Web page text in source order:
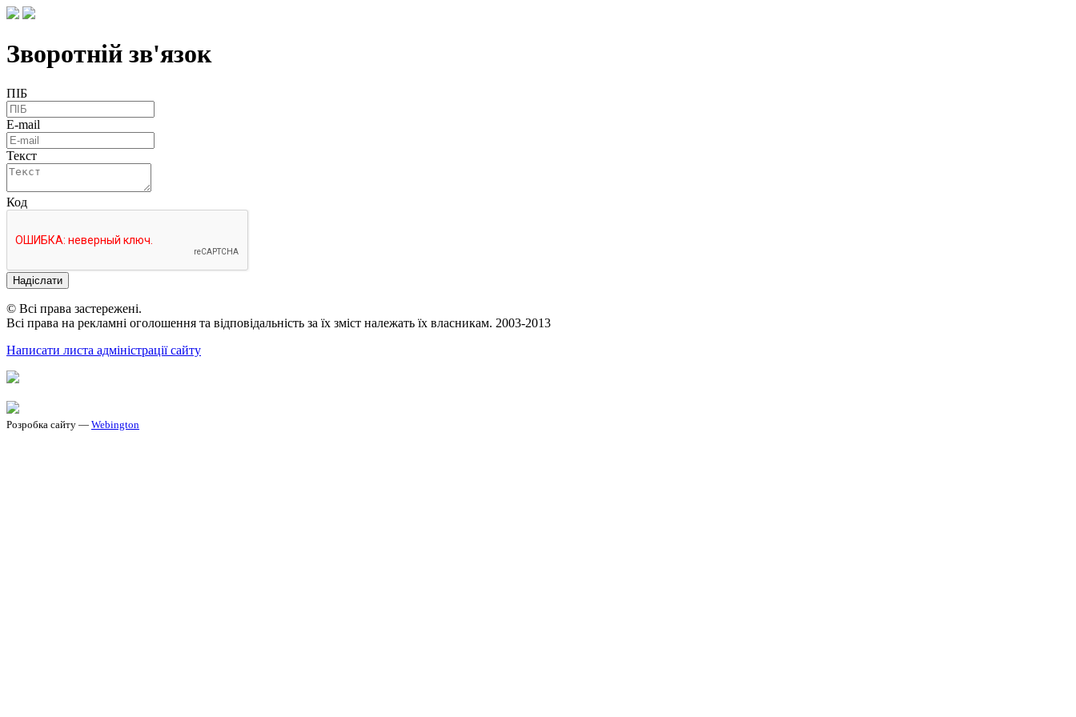
Зворотній зв'язок
ПІБ
E-mail
Текст
Код
Надіслати
© Всі права застережені.
Всі права на рекламні оголошення та відповідальність за їх зміст належать їх власникам. 2003-2013
Написати листа адміністрації сайту
Розробка сайту — Webington